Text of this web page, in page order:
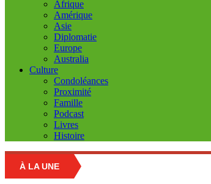
Afrique
Amérique
Asie
Diplomatie
Europe
Australia
Culture
Condoléances
Proximité
Famille
Podcast
Livres
Histoire
À LA UNE